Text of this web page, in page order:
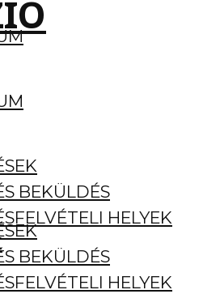
BEKÜLDÉS
HELYEK
BEKÜLDÉS
HELYEK